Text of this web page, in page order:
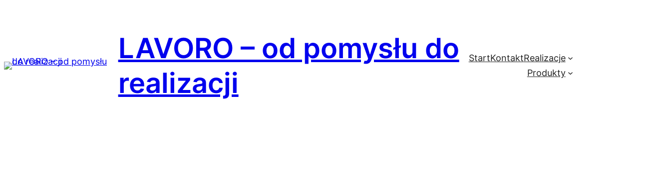
LAVORO – od pomysłu do
realizacji
StartKontaktRealizacje
Produkty